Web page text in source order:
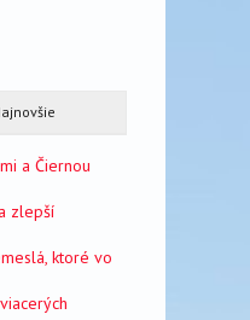
a Čiernou
zlepší
ktoré vo